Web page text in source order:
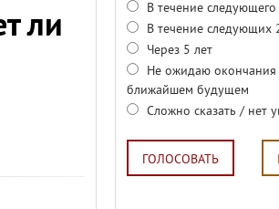
ли
В течение следующего
В течение следующих
Через 5 лет
Не ожидаю
ближайшем будущем
Сложно сказать / нет
ГОЛОСОВАТЬ